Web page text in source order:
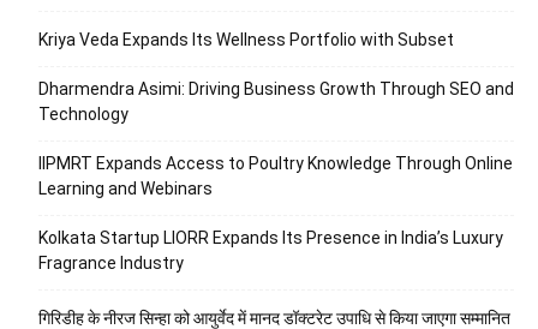
Kriya Veda Expands Its Wellness Portfolio with Subset
Dharmendra Asimi: Driving Business Growth Through SEO and
Technology
IIPMRT Expands Access to Poultry Knowledge Through Online
Learning and Webinars
Kolkata Startup LIORR Expands Its Presence in India’s Luxury
Fragrance Industry
गिरिडीह के नीरज सिन्हा को आयुर्वेद में मानद डॉक्टरेट उपाधि से किया जाएगा सम्मानित